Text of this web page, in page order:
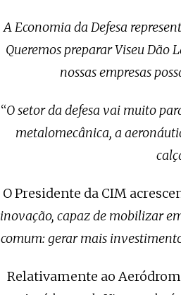
A Economia da Defesa
Queremos preparar Viseu Dão
nossas empresas
“O setor da defesa vai muito
metalomecânica, a
O Presidente da CIM
inovação, capaz de mobilizar
comum: gerar mais
Relativamente ao